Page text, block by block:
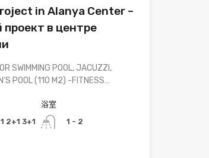
in Alanya Center –
проект в центре
SWIMMING POOL, JACUZZI,
POOL (110 M2) -FITNESS…
2+1 3+1
浴室
1 - 2